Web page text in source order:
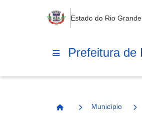
Estado do Rio
Prefeitura de
Página Inicial
Município